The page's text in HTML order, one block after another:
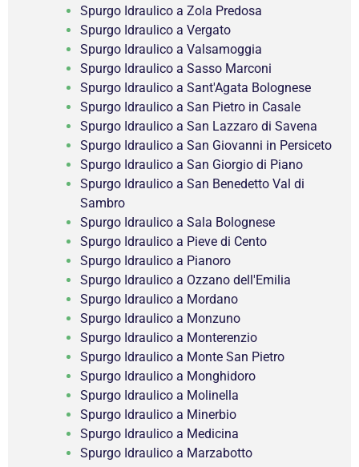
Spurgo Idraulico a Zola Predosa
Spurgo Idraulico a Vergato
Spurgo Idraulico a Valsamoggia
Spurgo Idraulico a Sasso Marconi
Spurgo Idraulico a Sant'Agata Bolognese
Spurgo Idraulico a San Pietro in Casale
Spurgo Idraulico a San Lazzaro di Savena
Spurgo Idraulico a San Giovanni in Persiceto
Spurgo Idraulico a San Giorgio di Piano
Spurgo Idraulico a San Benedetto Val di
Sambro
Spurgo Idraulico a Sala Bolognese
Spurgo Idraulico a Pieve di Cento
Spurgo Idraulico a Pianoro
Spurgo Idraulico a Ozzano dell'Emilia
Spurgo Idraulico a Mordano
Spurgo Idraulico a Monzuno
Spurgo Idraulico a Monterenzio
Spurgo Idraulico a Monte San Pietro
Spurgo Idraulico a Monghidoro
Spurgo Idraulico a Molinella
Spurgo Idraulico a Minerbio
Spurgo Idraulico a Medicina
Spurgo Idraulico a Marzabotto